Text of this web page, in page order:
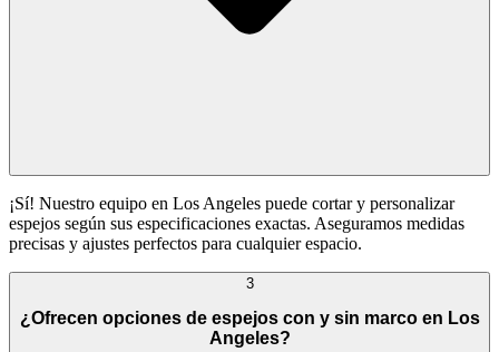
¡Sí! Nuestro equipo en Los Angeles puede cortar y personalizar
espejos según sus especificaciones exactas. Aseguramos medidas
precisas y ajustes perfectos para cualquier espacio.
3
¿Ofrecen opciones de espejos con y sin marco en Los
Angeles?